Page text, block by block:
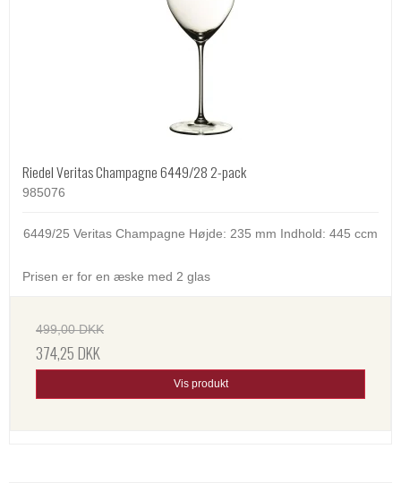
Riedel Veritas Champagne 6449/28 2-pack
985076
6449/25 Veritas Champagne Højde: 235 mm Indhold: 445 ccm
Prisen er for en æske med 2 glas
499,00 DKK
374,25 DKK
Vis produkt